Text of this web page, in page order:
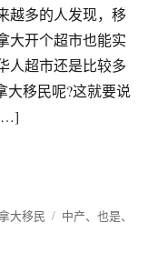
越多的人发现，移
大开个超市也能实
人超市还是比较多
大移民呢?这就要说
大移民
标
中产、也是、